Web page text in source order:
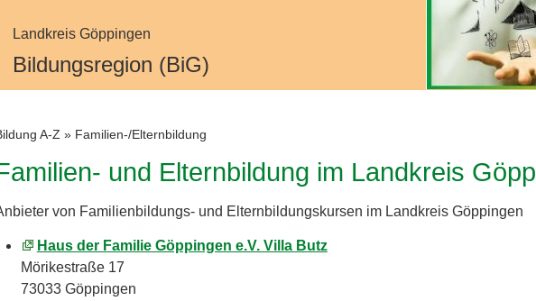
Landkreis Göppingen
Bildungsregion (BiG)
A-Z » Familien-/Elternbildung
und Elternbildung im Landkreis
von Familienbildungs- und Elternbildungskursen im Landkreis Göppingen
Haus der Familie Göppingen e.V. Villa Butz
Mörikestraße 17
73033 Göppingen